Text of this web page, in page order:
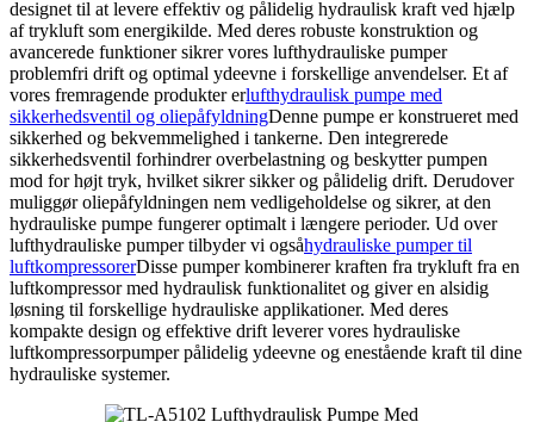
designet til at levere effektiv og pålidelig hydraulisk kraft ved hjælp
af trykluft som energikilde. Med deres robuste konstruktion og
avancerede funktioner sikrer vores lufthydrauliske pumper
problemfri drift og optimal ydeevne i forskellige anvendelser. Et af
vores fremragende produkter erlufthydraulisk pumpe med
sikkerhedsventil og oliepåfyldningDenne pumpe er konstrueret med
sikkerhed og bekvemmelighed i tankerne. Den integrerede
sikkerhedsventil forhindrer overbelastning og beskytter pumpen
mod for højt tryk, hvilket sikrer sikker og pålidelig drift. Derudover
muliggør oliepåfyldningen nem vedligeholdelse og sikrer, at den
hydrauliske pumpe fungerer optimalt i længere perioder. Ud over
lufthydrauliske pumper tilbyder vi ogsåhydrauliske pumper til
luftkompressorerDisse pumper kombinerer kraften fra trykluft fra en
luftkompressor med hydraulisk funktionalitet og giver en alsidig
løsning til forskellige hydrauliske applikationer. Med deres
kompakte design og effektive drift leverer vores hydrauliske
luftkompressorpumper pålidelig ydeevne og enestående kraft til dine
hydrauliske systemer.